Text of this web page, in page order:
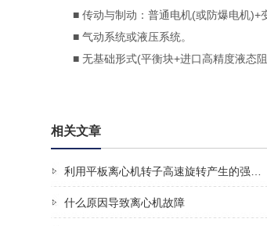
■ 传动与制动：普通电机(或防爆电机)+变
■ 气动系统或液压系统。
■ 无基础形式(平衡块+进口高精度液态阻
相关文章
利用平板离心机转子高速旋转产生的强…
什么原因导致离心机故障